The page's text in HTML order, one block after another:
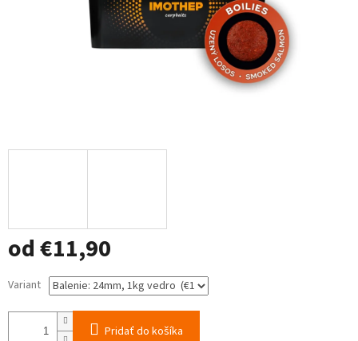
od€11,90
Jednotková
cena:
Variant
Pridať do košíka